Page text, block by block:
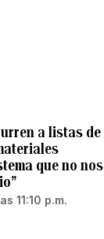
a listas de
que no nos
11:10 p.m.